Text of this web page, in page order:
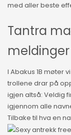
med aller beste
Tantra
meldinger
I Abakus 1B møter
trollene drar på
igjen altså: Veldig
igjennom alle
Tilbake til hva en